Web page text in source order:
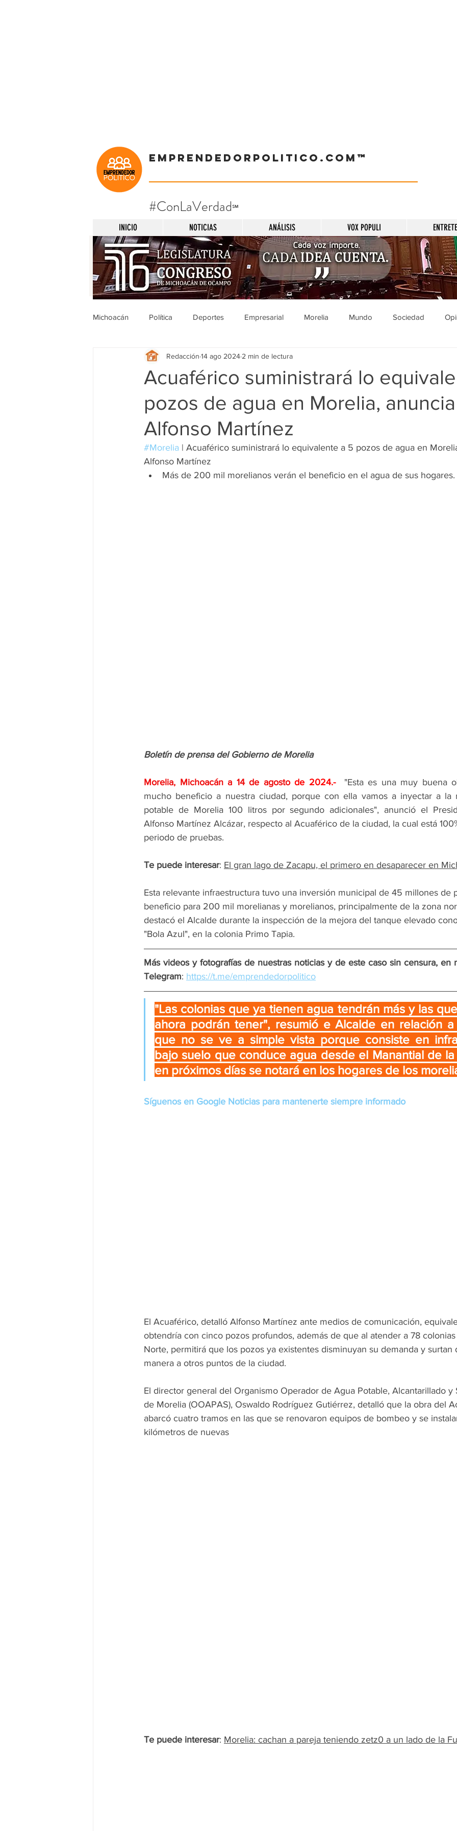
Emprendedorpolitico.com™
#ConLaVerdad℠
INICIO NOTICIAS ANÁLISIS VOX POPULI
Michoacán Política Deportes Empresarial Morelia Mundo Sociedad
Michoacán Nacionales Sucesos Entretenimiento
Legislativo Seguridad Educación Salud Gobierno Guanajuato Zamora
Acuaférico suministrará lo
pozos de agua en Morelia, anuncia
Alfonso Martínez
Redacción 14 ago 2024 2 min de lectura
#Morelia | Acuaférico suministrará lo equivalente a 5 pozos de agua en
Alfonso Martínez
Más de 200 mil morelianos verán el beneficio en el agua de sus hogares.
Boletín de prensa del Gobierno de Morelia
Morelia, Michoacán a 14 de agosto de 2024.-
"Esta es una muy buena
mucho beneficio a nuestra ciudad, porque con ella vamos a inyectar a la
potable de Morelia 100 litros por segundo adicionales", anunció el
Alfonso Martínez Alcázar, respecto al Acuaférico de la ciudad, la cual está
periodo de pruebas.
Te puede interesar: El gran lago de Zacapu, el primero en desaparecer en
Esta relevante infraestructura tuvo una inversión municipal de 45 millones de
beneficio para 200 mil morelianas y morelianos, principalmente de la zona
destacó el Alcalde durante la inspección de la mejora del tanque elevado
"Bola Azul", en la colonia Primo Tapia.
Más videos y fotografías de nuestras noticias y de este caso sin censura, en
Telegram: https://t.me/emprendedorpolitico
"Las colonias que ya tienen agua tendrán más y las
ahora podrán tener", resumió e Alcalde en relación
que no se ve a simple vista porque consiste en
bajo suelo que conduce agua desde el Manantial de la
en próximos días se notará en los hogares de los
Síguenos en Google Noticias para mantenerte siempre informado
El Acuaférico, detalló Alfonso Martínez ante medios de comunicación,
obtendría con cinco pozos profundos, además de que al atender a 78
Norte, permitirá que los pozos ya existentes disminuyan su demanda y surtan
manera a otros puntos de la ciudad.
El director general del Organismo Operador de Agua Potable, Alcantarillado y
de Morelia (OOAPAS), Oswaldo Rodríguez Gutiérrez, detalló que la obra del
abarcó cuatro tramos en las que se renovaron equipos de bombeo y se
kilómetros de nuevas
Te puede interesar: Morelia: cachan a pareja teniendo zetz0 a un lado de la